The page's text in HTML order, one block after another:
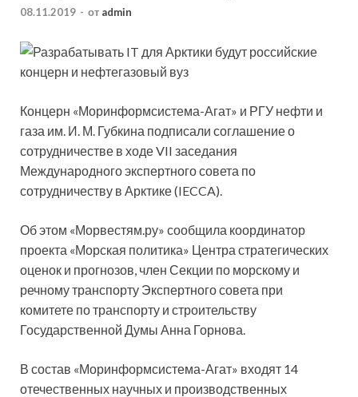
08.11.2019 - от admin
Концерн «Моринформсистема-Агат» и РГУ нефти и
газа им. И. М. Губкина подписали соглашение о
сотрудничестве в ходе VII заседания
Международного экспертного совета по
сотрудничеству в Арктике (IECCA).
Об этом «Морвестям.ру» сообщила координатор
проекта «Морская политика» Центра стратегических
оценок и прогнозов, член Секции по морскому и
речному транспорту Экспертного совета при
комитете по транспорту и строительству
Государственной Думы Анна Горнова.
В состав «Моринформсистема-Агат» входят 14
отечественных научных и производственных